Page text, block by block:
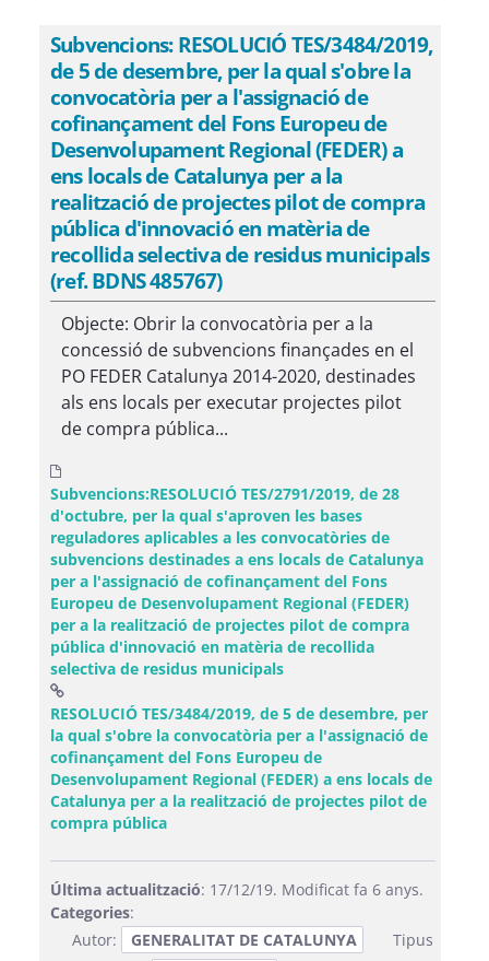
Subvencions: RESOLUCIÓ TES/3484/2019,
de 5 de desembre, per la qual s'obre la
convocatòria per a l'assignació de
cofinançament del Fons Europeu de
Desenvolupament Regional (FEDER) a
ens locals de Catalunya per a la
realització de projectes pilot de compra
pública d'innovació en matèria de
recollida selectiva de residus municipals
(ref. BDNS 485767)
Objecte: Obrir la convocatòria per a la
concessió de subvencions finançades en el
PO FEDER Catalunya 2014-2020, destinades
als ens locals per executar projectes pilot
de compra pública...
Subvencions:RESOLUCIÓ TES/2791/2019, de 28
d'octubre, per la qual s'aproven les bases
reguladores aplicables a les convocatòries de
subvencions destinades a ens locals de Catalunya
per a l'assignació de cofinançament del Fons
Europeu de Desenvolupament Regional (FEDER)
per a la realització de projectes pilot de compra
pública d'innovació en matèria de recollida
selectiva de residus municipals
RESOLUCIÓ TES/3484/2019, de 5 de desembre, per
la qual s'obre la convocatòria per a l'assignació de
cofinançament del Fons Europeu de
Desenvolupament Regional (FEDER) a ens locals de
Catalunya per a la realització de projectes pilot de
compra pública(Obre una finestra nova)
Última actualització: 17/12/19. Modificat fa 6 anys.
Categories:
Autor:
GENERALITAT DE CATALUNYA
Tipus